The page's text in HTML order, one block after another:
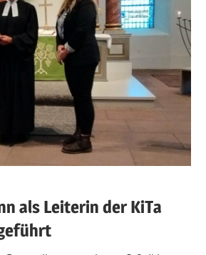
als Leiterin der KiTa